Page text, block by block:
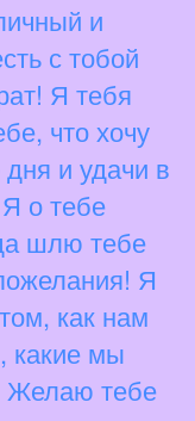
и
с тобой
Я тебя
что хочу
и удачи в
о тебе
шлю тебе
Я
как нам
какие мы
Желаю тебе